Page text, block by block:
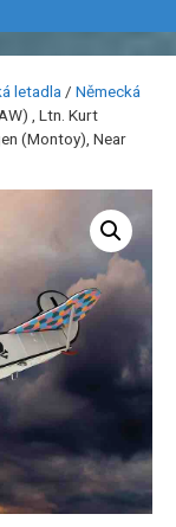
letadla / Německá
, Ltn. Kurt
(Montoy), Near